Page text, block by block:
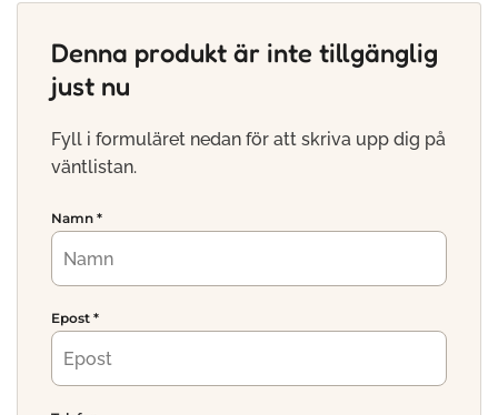
Denna produkt är inte tillgänglig
just nu
Fyll i formuläret nedan för att skriva upp dig på
väntlistan.
Namn *
Epost *